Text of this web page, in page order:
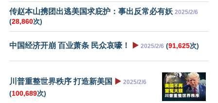
传赵本山携团出逃美国求庇护：事出反常必有妖 2025/2/6
(28,860次)
中国经济开崩 百业萧条 民众哀嚎！ ▶️ 2025/2/6 (91,625次)
川普重整世界秩序 打造新美国 ▶️ 2025/2/6
(100,689次)